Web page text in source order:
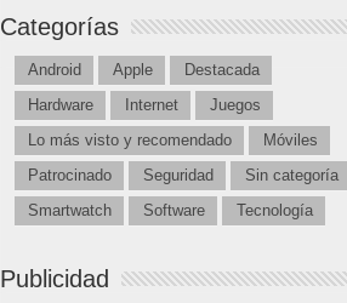
Categorías
Android Apple
Destacada
Hardware
Internet
Juegos
Lo más visto y recomendado
Móviles
Patrocinado
Seguridad
Sin categoría
Smartwatch
Software Tecnología
Publicidad